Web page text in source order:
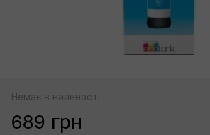
Немає в наявності
689 грн